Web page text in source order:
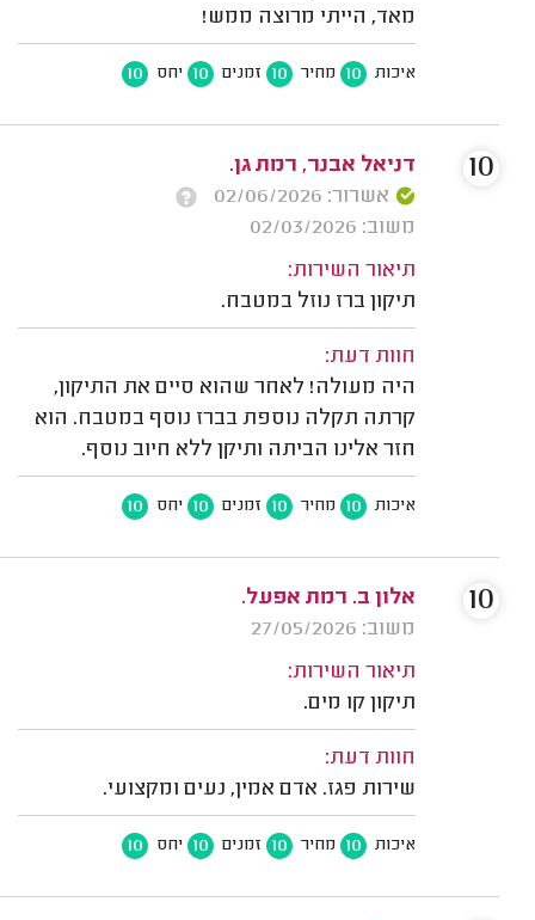
מאד, הייתי מרוצה ממש!
איכות 10 מחיר 10 זמנים 10 יחס 10
דניאל אבנר, רמת גן.
אשרור: 02/06/2026
משוב: 02/03/2026
תיאור השירות:
תיקון ברז נוזל במטבח.
חוות דעת:
היה מעולה! לאחר שהוא סיים את התיקון,
קרתה תקלה נוספת בברז נוסף במטבח. הוא
חזר אלינו הביתה ותיקן ללא חיוב נוסף.
איכות 10 מחיר 10 זמנים 10 יחס 10
10
אלון ב. רמת אפעל.
משוב: 27/05/2026
תיאור השירות:
תיקון קו מים.
חוות דעת:
שירות פגז. אדם אמין, נעים ומקצועי.
איכות 10 מחיר 10 זמנים 10 יחס 10
10